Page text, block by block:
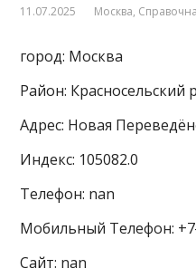
11.07.2025 Москва,
город: Москва
Район: Красносельский
Адрес: Новая
Индекс: 105082.0
Телефон: nan
Мобильный Телефон:
Сайт: nan